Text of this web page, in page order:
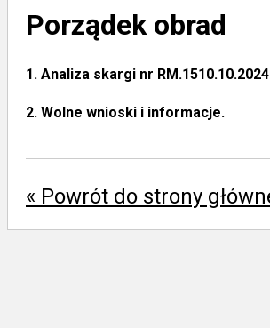
Porządek obrad
1. Analiza skargi nr
2. Wolne wnioski i informacje.
« Powrót do strony